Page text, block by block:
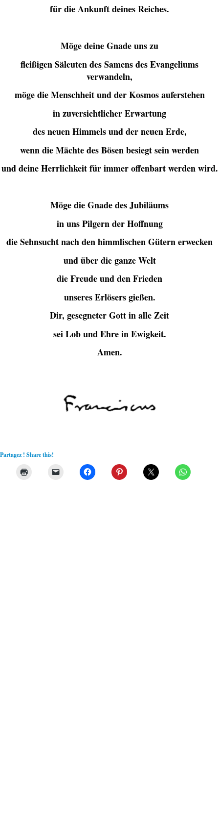
für die Ankunft deines Reiches.
Möge deine Gnade uns zu
fleißigen Säleuten des Samens des Evangeliums
verwandeln,
möge die Menschheit und der Kosmos auferstehen
in zuversichtlicher Erwartung
des neuen Himmels und der neuen Erde,
wenn die Mächte des Bösen besiegt sein werden
und deine Herrlichkeit für immer offenbart werden wird.
Möge die Gnade des Jubiläums
in uns Pilgern der Hoffnung
die Sehnsucht nach den himmlischen Gütern erwecken
und über die ganze Welt
die Freude und den Frieden
unseres Erlösers gießen.
Dir, gesegneter Gott in alle Zeit
sei Lob und Ehre in Ewigkeit.
Amen.
Partagez ! Share this!